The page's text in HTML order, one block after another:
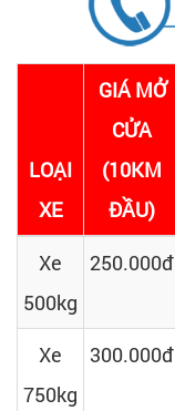
LOẠI
XE
GIÁ MỞ
CỬA
(10KM
ĐẦU)
Xe
500kg
250.000đ
Xe
750kg
300.000đ